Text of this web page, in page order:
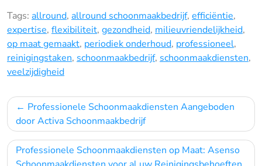
Tags: allround, allround schoonmaakbedrijf, efficiëntie,
expertise, flexibiliteit, gezondheid, milieuvriendelijkheid,
op maat gemaakt, periodiek onderhoud, professioneel,
reinigingstaken, schoonmaakbedrijf, schoonmaakdiensten,
veelzijdigheid
Bericht
navigatie
Professionele Schoonmaakdiensten Aangeboden
door Activa Schoonmaakbedrijf
Professionele Schoonmaakdiensten op Maat: Asenso